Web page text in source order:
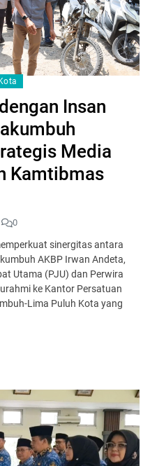
Insan
Media
Kamtibmas
0
sinergitas antara
AKBP Irwan Andeta,
Utama (PJU) dan Perwira
ke Kantor Persatuan
Lima Puluh Kota yang